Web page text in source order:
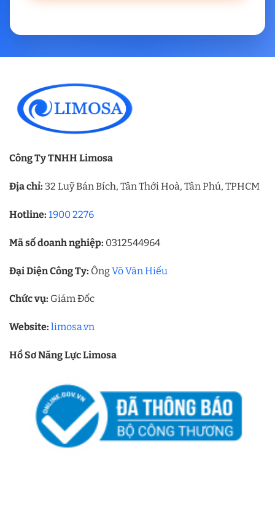
Công Ty TNHH Limosa
Địa chỉ: 32 Luỹ Bán Bích, Tân Thới Hoà, Tân Phú, TPHCM
Hotline: 1900 2276
Mã số doanh nghiệp: 0312544964
Đại Diện Công Ty: ÔngVõ Văn Hiếu
Chức vụ: Giám Đốc
Website: limosa.vn
Hồ Sơ Năng Lực Limosa